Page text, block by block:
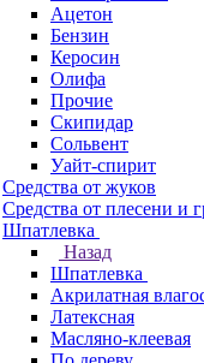
Ацетон
Бензин
Керосин
Олифа
Прочие
Скипидар
Сольвент
Уайт-спирит
Средства от жуков
Средства от плесени и
Шпатлевка
Назад
Шпатлевка
Акрилатная
Латексная
Масляно-клеевая